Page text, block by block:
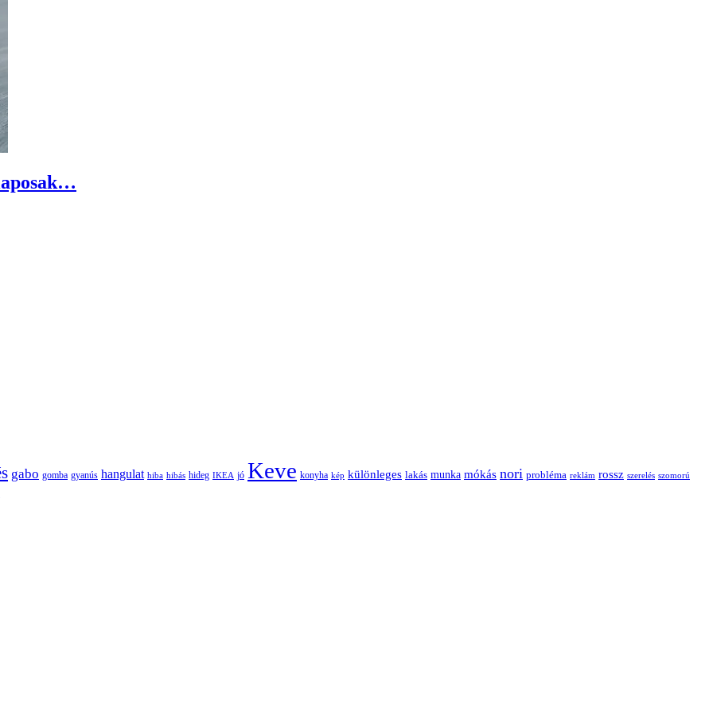
gabo gomba gyanús hangulat hiba hibás hideg IKEA jó Keve konyha kép különleges lakás munka mókás nori probléma reklám rossz szerelés szomorú